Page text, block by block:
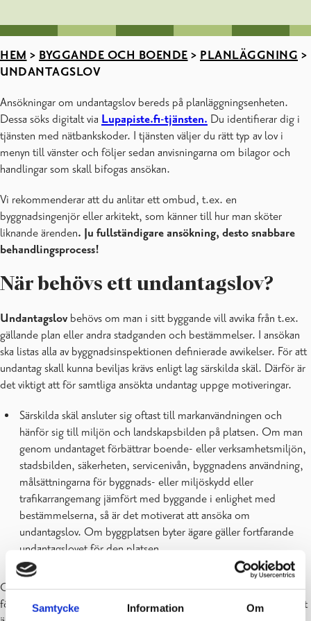
Samtycke Information Om
HEM > BYGGANDE OCH BOENDE > PLANLÄGGNING >
UNDANTAGSLOV
Ansökningar om undantagslov bereds på planläggningsenheten.
Dessa söks digitalt via Lupapiste.fi-tjänsten. Du identifierar dig i
tjänsten med nätbankskoder. I tjänsten väljer du rätt typ av lov i
menyn till vänster och följer sedan anvisningarna om bilagor och
handlingar som skall bifogas ansökan.
Vi rekommenderar att du anlitar ett ombud, t.ex. en
byggnadsingenjör eller arkitekt, som känner till hur man sköter
liknande ärenden. Ju fullständigare ansökning, desto snabbare
behandlingsprocess!
När behövs ett undantagslov?
Undantagslov behövs om man i sitt byggande vill avvika från t.ex.
gällande plan eller andra stadganden och bestämmelser. I ansökan
ska listas alla av byggnadsinspektionen definierade avvikelser. För att
undantag skall kunna beviljas krävs enligt lag särskilda skäl. Därför är
det viktigt att för samtliga ansökta undantag uppge motiveringar.
Särskilda skäl ansluter sig oftast till markanvändningen och
hänför sig till miljön och landskapsbilden på platsen. Om man
genom undantaget förbättrar boende- eller verksamhetsmiljön,
stadsbilden, säkerheten, servicenivån, byggnadens användning,
målsättningarna för byggnads- eller miljöskydd eller
trafikarrangemang jämfört med byggande i enlighet med
bestämmelserna, så är det motiverat att ansöka om
undantagslov. Om byggplatsen byter ägare gäller fortfarande
undantagslovet för den platsen.
Om särskilda skäl finns för avvikelserna och om de övriga
förutsättningarna uppfylls kan myndigheten överväga om undantaget